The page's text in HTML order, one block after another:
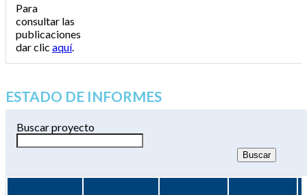
Para
consultar las
publicaciones
dar clic aquí.
ESTADO DE INFORMES
Buscar proyecto